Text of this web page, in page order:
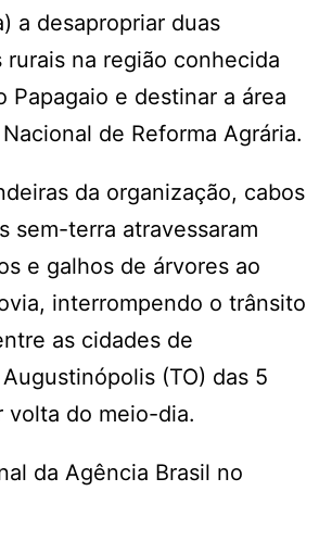
a desapropriar duas
rurais na região conhecida
Papagaio e destinar a área
de Reforma Agrária.
da organização, cabos
sem-terra atravessaram
e galhos de árvores ao
interrompendo o trânsito
as cidades de
(TO) das 5
volta do meio-dia.
da Agência Brasil no